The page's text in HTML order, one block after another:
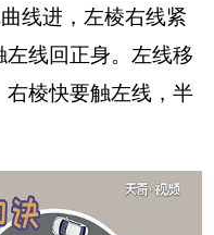
线进，左棱右线紧
线回正身。左线移
棱快要触左线，半